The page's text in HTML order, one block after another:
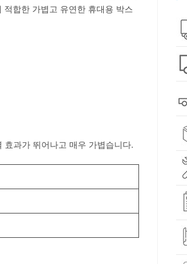
합한 가볍고 유연한 휴대용 박스
효과가 뛰어나고 매우 가볍습니다.